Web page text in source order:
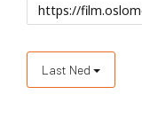
Last Ned